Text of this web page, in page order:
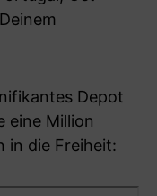
Depot
eine Million
in die Freiheit: